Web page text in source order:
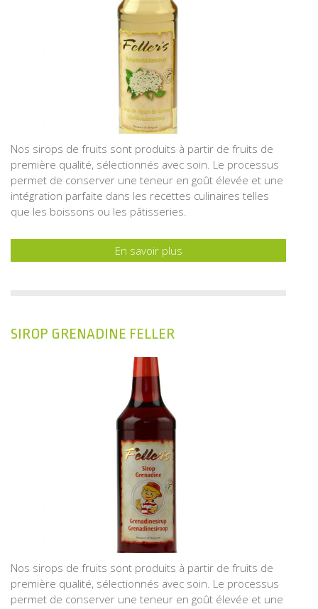
Nos sirops de fruits sont produits à partir de fruits de
première qualité, sélectionnés avec soin. Le processus
permet de conserver une teneur en goût élevée et une
intégration parfaite dans les recettes culinaires telles
que les boissons ou les pâtisseries.
En savoir plus
SIROP GRENADINE FELLER
Nos sirops de fruits sont produits à partir de fruits de
première qualité, sélectionnés avec soin. Le processus
permet de conserver une teneur en goût élevée et une